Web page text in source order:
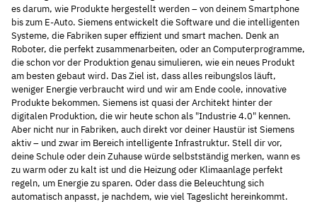
es darum, wie Produkte hergestellt werden – von deinem Smartphone
bis zum E-Auto. Siemens entwickelt die Software und die intelligenten
Systeme, die Fabriken super effizient und smart machen. Denk an
Roboter, die perfekt zusammenarbeiten, oder an Computerprogramme,
die schon vor der Produktion genau simulieren, wie ein neues Produkt
am besten gebaut wird. Das Ziel ist, dass alles reibungslos läuft,
weniger Energie verbraucht wird und wir am Ende coole, innovative
Produkte bekommen. Siemens ist quasi der Architekt hinter der
digitalen Produktion, die wir heute schon als "Industrie 4.0" kennen.
Aber nicht nur in Fabriken, auch direkt vor deiner Haustür ist Siemens
aktiv – und zwar im Bereich intelligente Infrastruktur. Stell dir vor,
deine Schule oder dein Zuhause würde selbstständig merken, wann es
zu warm oder zu kalt ist und die Heizung oder Klimaanlage perfekt
regeln, um Energie zu sparen. Oder dass die Beleuchtung sich
automatisch anpasst, je nachdem, wie viel Tageslicht hereinkommt.